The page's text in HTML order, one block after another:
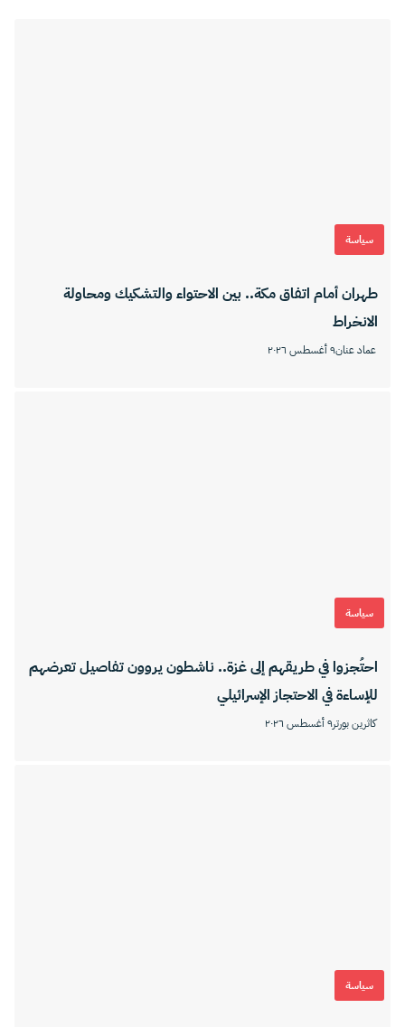
سياسة
طهران أمام اتفاق مكة.. بين الاحتواء والتشكيك ومحاولة
الانخراط
عماد عنان٩ أغسطس ٢٠٢٦
سياسة
احتُجزوا في طريقهم إلى غزة.. ناشطون يروون تفاصيل تعرضهم
للإساءة في الاحتجاز الإسرائيلي
كاثرين بورتر٩ أغسطس ٢٠٢٦
سياسة